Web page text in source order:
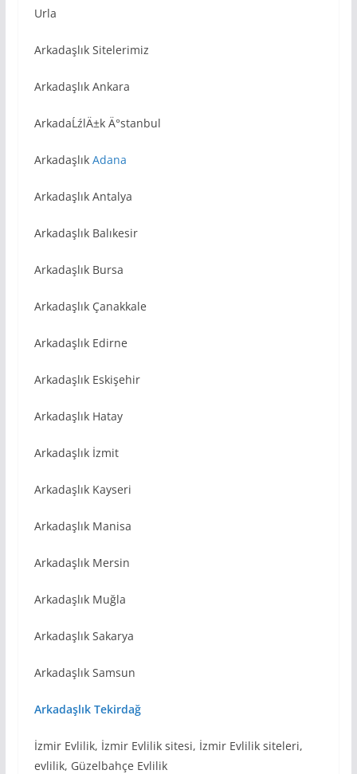
Urla
Arkadaşlık Sitelerimiz
Arkadaşlık Ankara
ArkadaĹźlÄ±k Ä°stanbul
Arkadaşlık Adana
Arkadaşlık Antalya
Arkadaşlık Balıkesir
Arkadaşlık Bursa
Arkadaşlık Çanakkale
Arkadaşlık Edirne
Arkadaşlık Eskişehir
Arkadaşlık Hatay
Arkadaşlık İzmit
Arkadaşlık Kayseri
Arkadaşlık Manisa
Arkadaşlık Mersin
Arkadaşlık Muğla
Arkadaşlık Sakarya
Arkadaşlık Samsun
Arkadaşlık Tekirdağ
İzmir Evlilik, İzmir Evlilik sitesi, İzmir Evlilik siteleri,
evlilik, Güzelbahçe Evlilik